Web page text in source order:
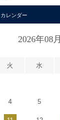
カレンダー
2026年08月
火 水
4 5